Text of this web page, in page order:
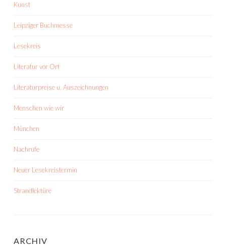
Kunst
Leipziger Buchmesse
Lesekreis
Literatur vor Ort
Literaturpreise u. Auszeichnungen
Menschen wie wir
München
Nachrufe
Neuer Lesekreistermin
Strandlektüre
ARCHIV